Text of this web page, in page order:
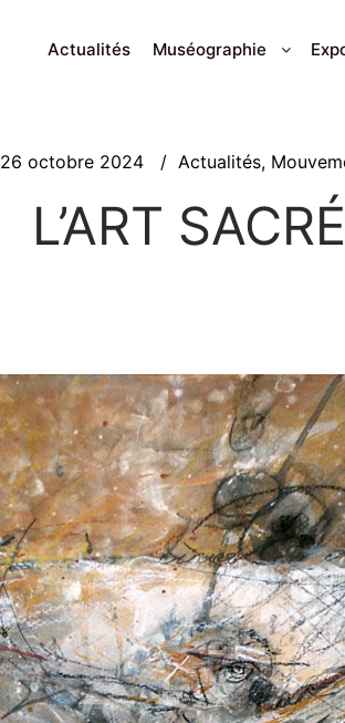
Actualités Muséographie
26 octobre 2024 Actualités,
L’ART SACRÉ